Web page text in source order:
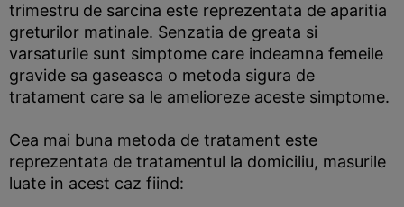
trimestru de sarcina este reprezentata de aparitia
greturilor matinale. Senzatia de greata si
varsaturile sunt simptome care indeamna femeile
gravide sa gaseasca o metoda sigura de
tratament care sa le amelioreze aceste simptome.
Cea mai buna metoda de tratament este
reprezentata de tratamentul la domiciliu, masurile
luate in acest caz fiind: